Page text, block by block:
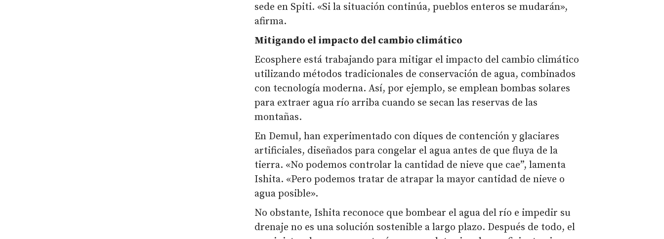
sede en Spiti. «Si la situación continúa, pueblos enteros se mudarán»,
afirma.
Mitigando el impacto del cambio climático
Ecosphere está trabajando para mitigar el impacto del cambio climático
utilizando métodos tradicionales de conservación de agua, combinados
con tecnología moderna. Así, por ejemplo, se emplean bombas solares
para extraer agua río arriba cuando se secan las reservas de las
montañas.
En Demul, han experimentado con diques de contención y glaciares
artificiales, diseñados para congelar el agua antes de que fluya de la
tierra. «No podemos controlar la cantidad de nieve que cae”, lamenta
Ishita. «Pero podemos tratar de atrapar la mayor cantidad de nieve o
agua posible».
No obstante, Ishita reconoce que bombear el agua del río e impedir su
drenaje no es una solución sostenible a largo plazo. Después de todo, el